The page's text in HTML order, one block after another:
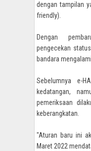
dengan tampilan
friendly).
Dengan
pengecekan
bandara
Sebelumnya e-
kedatangan,
pemeriksaan
keberangkatan.
"Aturan baru ini
Maret 2022